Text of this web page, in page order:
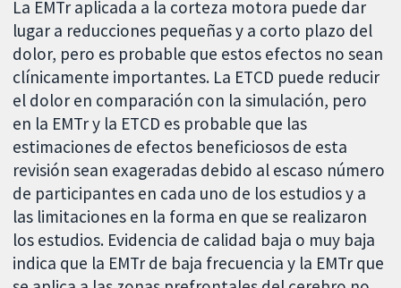
La EMTr aplicada a la corteza motora puede dar
lugar a reducciones pequeñas y a corto plazo del
dolor, pero es probable que estos efectos no sean
clínicamente importantes. La ETCD puede reducir
el dolor en comparación con la simulación, pero
en la EMTr y la ETCD es probable que las
estimaciones de efectos beneficiosos de esta
revisión sean exageradas debido al escaso número
de participantes en cada uno de los estudios y a
las limitaciones en la forma en que se realizaron
los estudios. Evidencia de calidad baja o muy baja
indica que la EMTr de baja frecuencia y la EMTr que